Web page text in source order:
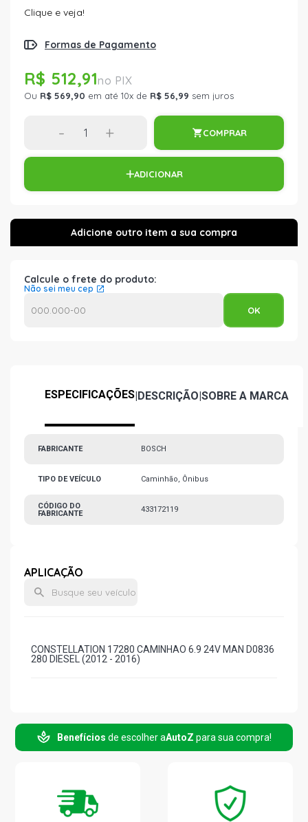
Clique e veja!
Formas de Pagamento
R$ 512,91
Ou R$ 569,90 em até 10x de R$ 56,99 sem juros
- + COMPRAR
ADICIONAR
Calcule o frete do produto:
Não sei meu cep
ESPECIFICAÇÕES|DESCRIÇÃO|SOBRE A MARCA
FABRICANTE BOSCH
TIPO DE VEÍCULO Caminhão, Ônibus
CÓDIGO DO
FABRICANTE
433172119
APLICAÇÃO
CONSTELLATION 17280 CAMINHAO 6.9 24V MAN D0836
280 DIESEL (2012 - 2016)
Benefícios de escolher aAutoZ para sua compra!